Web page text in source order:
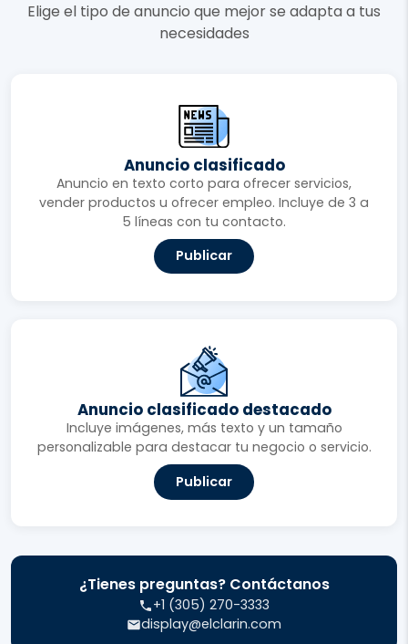
Elige el tipo de anuncio que mejor se adapta a tus
necesidades
Anuncio clasificado
Anuncio en texto corto para ofrecer servicios,
vender productos u ofrecer empleo. Incluye de 3 a
5 líneas con tu contacto.
Publicar
Anuncio clasificado destacado
Incluye imágenes, más texto y un tamaño
personalizable para destacar tu negocio o servicio.
Publicar
¿Tienes preguntas? Contáctanos
+1 (305) 270-3333
display@elclarin.com